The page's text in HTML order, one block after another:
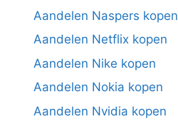
Aandelen Naspers kopen
Aandelen Netflix kopen
Aandelen Nike kopen
Aandelen Nokia kopen
Aandelen Nvidia kopen